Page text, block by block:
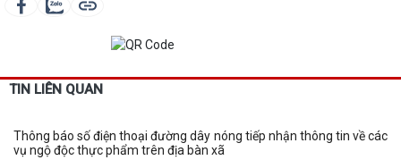
TIN LIÊN QUAN
Thông báo số điện thoại đường dây nóng tiếp nhận thông tin về các
vụ ngộ độc thực phẩm trên địa bàn xã